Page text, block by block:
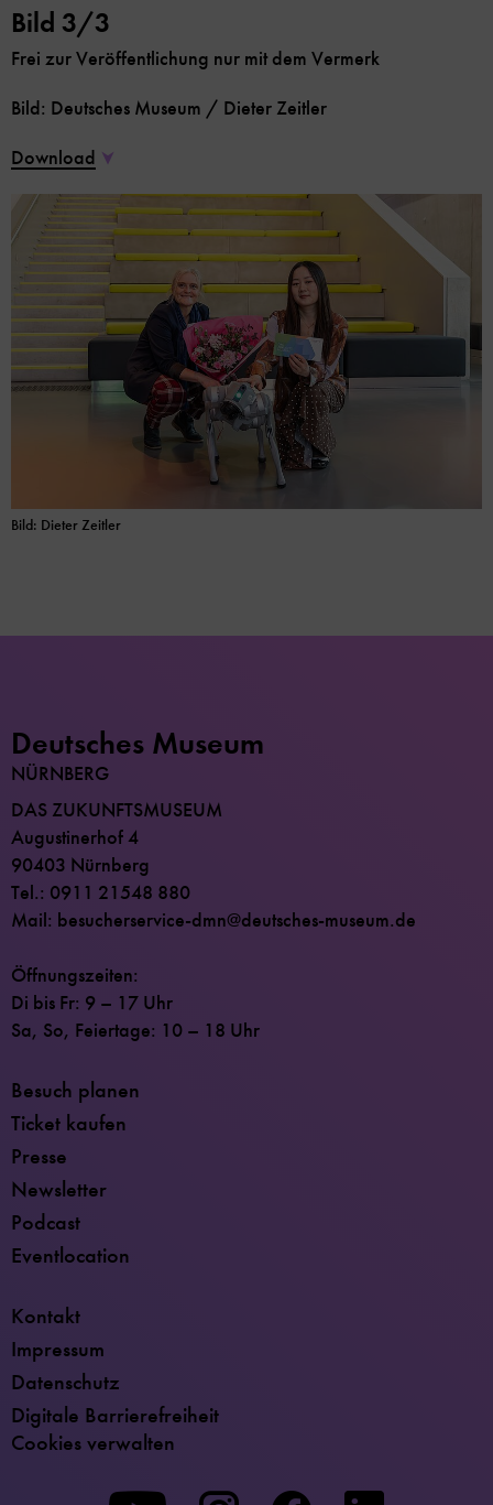
Bild: Dieter Zeitler
Bild 3/3
Frei zur Veröffentlichung nur mit dem Vermerk
Bild: Deutsches Museum / Dieter Zeitler
Download
Deutsches Museum
NÜRNBERG
DAS ZUKUNFTSMUSEUM
Augustinerhof 4
90403 Nürnberg
Tel.: 0911 21548 880
Mail: besucherservice-dmn@deutsches-museum.de
Öffnungszeiten:
Di bis Fr: 9 – 17 Uhr
Sa, So, Feiertage: 10 – 18 Uhr
Besuch planen
Ticket kaufen
Presse
Newsletter
Podcast
Eventlocation
Kontakt
Impressum
Datenschutz
Digitale Barrierefreiheit
Cookies verwalten